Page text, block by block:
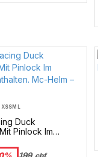
XSS M
Duck
Pinlock Im
Mc-Helm –